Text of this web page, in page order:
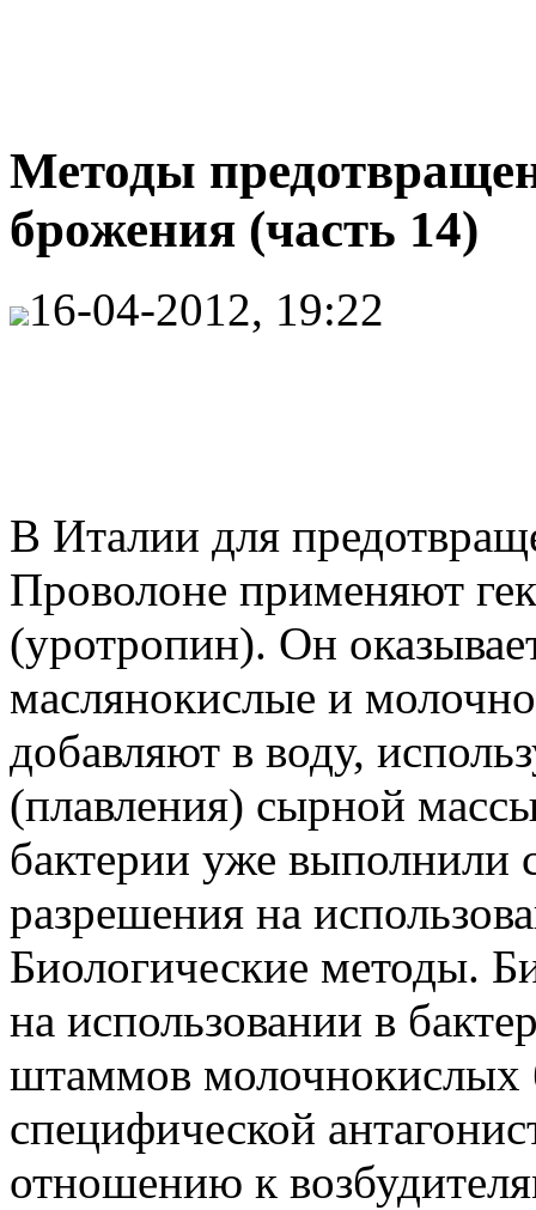
Методы
брожения (часть 14)
16-04-2012, 19:22
В Италии для
Проволоне применяют
(уротропин). Он
маслянокислые и
добавляют в воду,
(плавления) сырной
бактерии уже
разрешения на
Биологические методы.
на использовании в
штаммов молочнокислых
специфической
отношению к